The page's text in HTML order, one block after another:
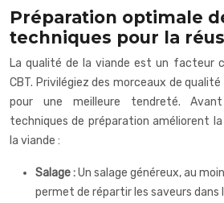
Préparation optimale
techniques pour la
La qualité de la viande est un facteur
CBT. Privilégiez des morceaux de
pour une meilleure tendreté.
techniques de préparation améliorent
la viande :
Salage :Un salage généreux, au
permet de répartir les saveurs dans